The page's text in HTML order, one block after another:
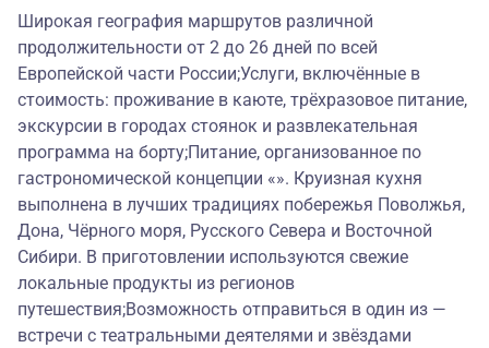
Широкая география маршрутов различной
продолжительности от 2 до 26 дней по всей
Европейской части России;Услуги, включённые в
стоимость: проживание в каюте, трёхразовое питание,
экскурсии в городах стоянок и развлекательная
программа на борту;Питание, организованное по
гастрономической концепции «». Круизная кухня
выполнена в лучших традициях побережья Поволжья,
Дона, Чёрного моря, Русского Севера и Восточной
Сибири. В приготовлении используются свежие
локальные продукты из регионов
путешествия;Возможность отправиться в один из —
встречи с театральными деятелями и звёздами